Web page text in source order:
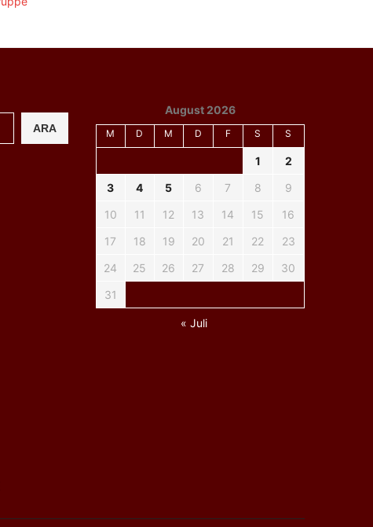
ARA
August 2026
M D M D F S S
1
2
3
4 5 6 7 8
9
10
11 12 13 14 15
16
17
18 19 20 21 22
23
24
25 26 27 28 29
30
31
« Juli